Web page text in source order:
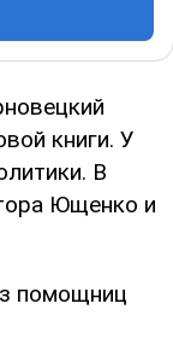
книги. У
В
Ющенко и
помощниц